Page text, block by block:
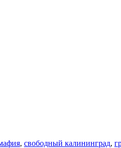
, свободный калининград,